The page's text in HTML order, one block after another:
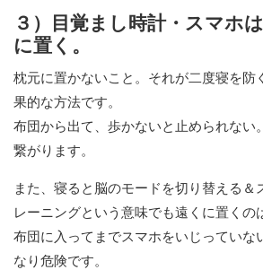
３）目覚まし時計・スマホ
に置く。
枕元に置かないこと。それが二度寝を防
果的な方法です。
布団から出て、歩かないと止められない
繋がります。
また、寝ると脳のモードを切り替える＆
レーニングという意味でも遠くに置くの
布団に入ってまでスマホをいじっていな
なり危険です。